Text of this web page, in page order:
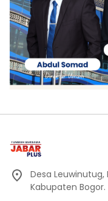
Desa
Kabupaten Bogor.